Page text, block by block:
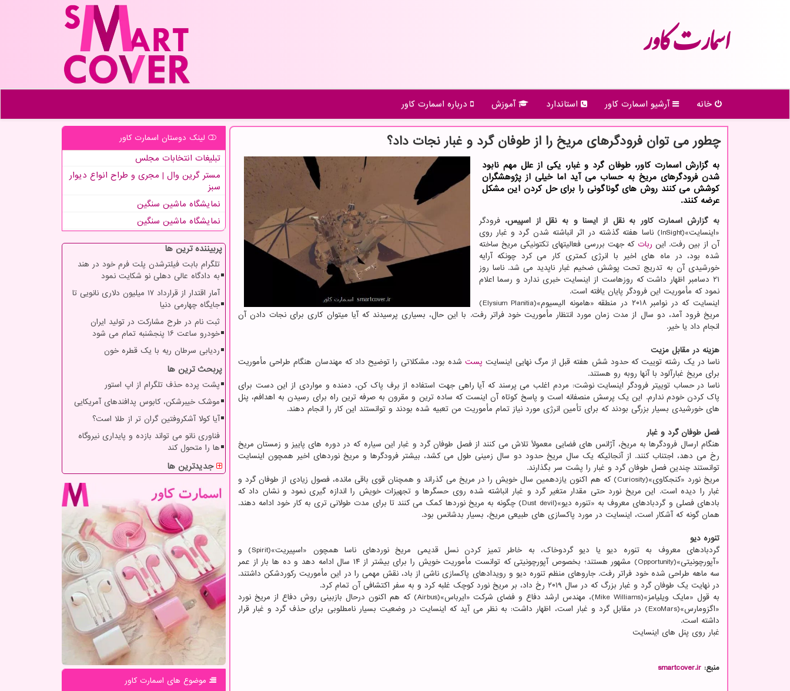
اسمارت كاور
خانه آرشیو اسمارت كاور استاندارد آموزش درباره اسمارت كاور
چطور می توان فرودگرهای مریخ را از طوفان گرد و غبار نجات داد؟
به گزارش اسمارت کاور، طوفان گرد و غبار، یکی از علل مهم نابود
شدن فرودگرهای مریخ به حساب می آید اما خیلی از پژوهشگران
کوشش می کنند روش های گوناگونی را برای حل کردن این مشکل
عرضه کنند.
به گزارش اسمارت کاور به نقل از ایسنا و به نقل از اسپیس،فرودگر
«اینسایت»(InSight) ناسا هفته گذشته در اثر انباشته شدن گرد و غبار روی
آن از بین رفت. این ربات که جهت بررسی فعالیتهای تکتونیکی مریخ ساخته
شده بود، در ماه های اخیر با انرژی کمتری کار می کرد چونکه آرایه
خورشیدی آن به تدریج تحت پوشش ضخیم غبار ناپدید می شد. ناسا روز
۲۱ دسامبر اظهار داشت که روزهاست از اینسایت خبری ندارد و رسما اعلام
نمود که مأموریت این فرودگر پایان یافته است.
اینسایت که در نوامبر ۲۰۱۸ در منطقه «هامونه الیسیوم»(Elysium Planitia)
مریخ فرود آمد، دو سال از مدت زمان مورد انتظار مأموریت خود فراتر رفت. با این حال، بسیاری پرسیدند که آیا میتوان کاری برای نجات دادن آن
انجام داد یا خیر.
هزینه در مقابل مزیت
ناسا در یک رشته توییت که حدود شش هفته قبل از مرگ نهایی اینسایت پستشده بود، مشکلاتی را توضیح داد که مهندسان هنگام طراحی مأموریت
برای مریخ غبارآلود با آنها روبه رو هستند.
ناسا در حساب توییتر فرودگر اینسایت نوشت: مردم اغلب می پرسند که آیا راهی جهت استفاده از برف پاک کن، دمنده و مواردی از این دست برای
پاک کردن خودم ندارم. این یک پرسش منصفانه است و پاسخ کوتاه آن اینست که ساده ترین و مقرون به صرفه ترین راه برای رسیدن به اهدافم، پنل
های خورشیدی بسیار بزرگی بودند که برای تأمین انرژی مورد نیاز تمام مأموریت من تعبیه شده بودند و توانستند این کار را انجام دهند.
فصل طوفان گرد و غبار
هنگام ارسال فرودگرها به مریخ، آژانس های فضایی معمولاً تلاش می کنند از فصل طوفان گرد و غبار این سیاره که در دوره های پاییز و زمستان مریخ
رخ می دهد، اجتناب کنند. از آنجائیکه یک سال مریخ حدود دو سال زمینی طول می کشد، بیشتر فرودگرها و مریخ نوردهای اخیر همچون اینسایت
توانستند چندین فصل طوفان گرد و غبار را پشت سر بگذارند.
مریخ نورد «کنجکاوی»(Curiosity) که هم اکنون یازدهمین سال خویش را در مریخ می گذراند و همچنان قوی باقی مانده، فصول زیادی از طوفان گرد و
غبار را دیده است. این مریخ نورد حتی مقدار متغیر گرد و غبار انباشته شده روی حسگرها و تجهیزات خویش را اندازه گیری نمود و نشان داد که
بادهای فصلی و گردبادهای معروف به «تنوره دیو»(Dust devil) چگونه به مریخ نوردها کمک می کنند تا برای مدت طولانی تری به کار خود ادامه دهند.
همان گونه که آشکار است، اینسایت در مورد پاکسازی های طبیعی مریخ، بسیار بدشانس بود.
تنوره دیو
گردبادهای معروف به تنوره دیو یا دیو گردوخاک، به خاطر تمیز کردن نسل قدیمی مریخ نوردهای ناسا همچون «اسپیریت»(Spirit) و
«آپورچونیتی»(Opportunity) مشهور هستند؛ بخصوص آپورچونیتی که توانست مأموریت خویش را برای بیشتر از ۱۴ سال ادامه دهد و ده ها بار از عمر
سه ماهه طراحی شده خود فراتر رفت. جاروهای منظم تنوره دیو و رویدادهای پاکسازی ناشی از باد، نقش مهمی را در این مأموریت رکوردشکن داشتند.
در نهایت یک طوفان گرد و غبار بزرگ که در سال ۲۰۱۹ رخ داد، بر مریخ نورد کوچک غلبه کرد و به سفر اکتشافی آن تمام کرد.
به قول «مایک ویلیامز»(Mike Williams)، مهندس ارشد دفاع و فضای شرکت «ایرباس»(Airbus) که هم اکنون درحال بازبینی روش دفاع از مریخ نورد
«اگزومارس»(ExoMars) در مقابل گرد و غبار است، اظهار داشت: به نظر می آید که اینسایت در وضعیت بسیار نامطلوبی برای حذف گرد و غبار قرار
داشته است.
غبار روی پنل های اینسایت
منبع: smartcover.ir
لینک دوستان اسمارت كاور
تبلیغات انتخابات مجلس
مستر گرین وال | مجری و طراح انواع دیوار
سبز
نمایشگاه ماشین سنگین
نمایشگاه ماشین سنگین
پربیننده ترین ها
تلگرام بابت فیلترشدن پلت فرم خود در هند
به دادگاه عالی دهلی نو شکایت نمود
آمار اقتدار از قرارداد ۱۷ میلیون دلاری نانویی تا
جایگاه چهارمی دنیا
ثبت نام در طرح مشارکت در تولید ایران
خودرو ساعت ۱۶ پنجشنبه تمام می شود
ردیابی سرطان ریه با یک قطره خون
پربحث ترین ها
پشت پرده حذف تلگرام از اپ استور
موشک خیبرشکن، کابوس پدافندهای آمریکایی
آیا کولا آشکروفتین گران تر از طلا است؟
فناوری نانو می تواند بازده و پایداری نیروگاه
ها را متحول کند
جدیدترین ها
موضوع های اسمارت كاور